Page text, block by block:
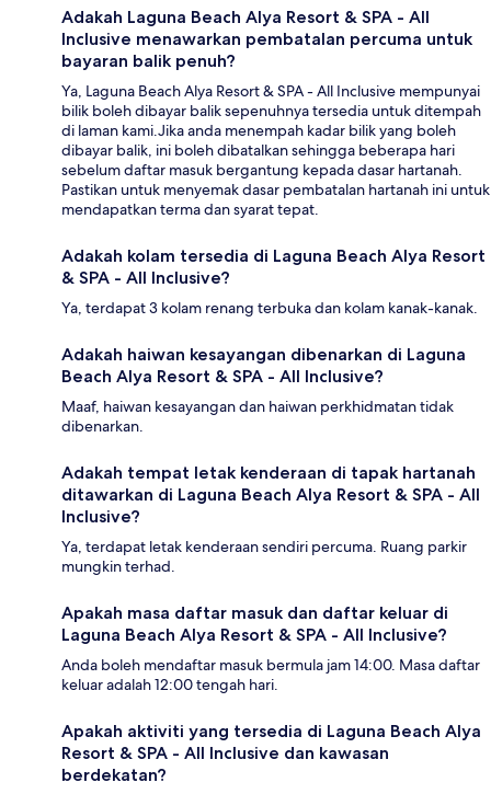
Adakah Laguna Beach Alya Resort & SPA - All
Inclusive menawarkan pembatalan percuma untuk
bayaran balik penuh?
Ya, Laguna Beach Alya Resort & SPA - All Inclusive mempunyai
bilik boleh dibayar balik sepenuhnya tersedia untuk ditempah
di laman kami.Jika anda menempah kadar bilik yang boleh
dibayar balik, ini boleh dibatalkan sehingga beberapa hari
sebelum daftar masuk bergantung kepada dasar hartanah.
Pastikan untuk menyemak dasar pembatalan hartanah ini untuk
mendapatkan terma dan syarat tepat.
Adakah kolam tersedia di Laguna Beach Alya Resort
& SPA - All Inclusive?
Ya, terdapat 3 kolam renang terbuka dan kolam kanak-kanak.
Adakah haiwan kesayangan dibenarkan di Laguna
Beach Alya Resort & SPA - All Inclusive?
Maaf, haiwan kesayangan dan haiwan perkhidmatan tidak
dibenarkan.
Adakah tempat letak kenderaan di tapak hartanah
ditawarkan di Laguna Beach Alya Resort & SPA - All
Inclusive?
Ya, terdapat letak kenderaan sendiri percuma. Ruang parkir
mungkin terhad.
Apakah masa daftar masuk dan daftar keluar di
Laguna Beach Alya Resort & SPA - All Inclusive?
Anda boleh mendaftar masuk bermula jam 14:00. Masa daftar
keluar adalah 12:00 tengah hari.
Apakah aktiviti yang tersedia di Laguna Beach Alya
Resort & SPA - All Inclusive dan kawasan
berdekatan?